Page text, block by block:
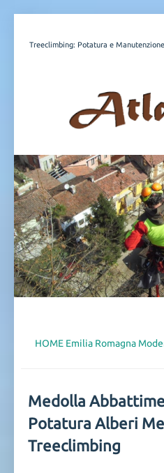
Treeclimbing: Potatura e
HOME Emilia Romagna
Medolla
Potatura Alberi
Treeclimbing